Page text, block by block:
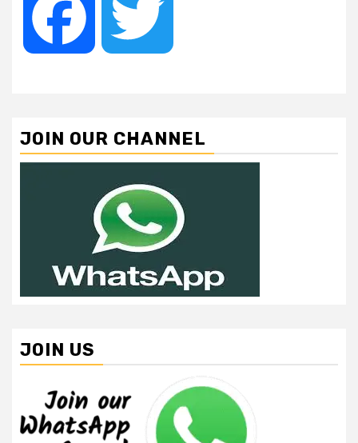
Facebook
JOIN OUR CHANNEL
JOIN US